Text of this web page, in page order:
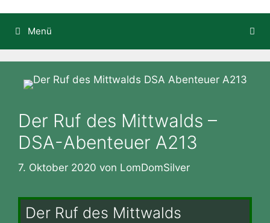
Menü
Der Ruf des Mittwalds –
DSA-Abenteuer A213
7. Oktober 2020 von LomDomSilver
Der Ruf des Mittwalds